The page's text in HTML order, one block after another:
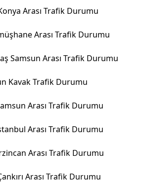
Arası Trafik Durumu
Arası Trafik Durumu
Samsun Arası Trafik Durumu
Kavak Trafik Durumu
Arası Trafik Durumu
Arası Trafik Durumu
Arası Trafik Durumu
Arası Trafik Durumu